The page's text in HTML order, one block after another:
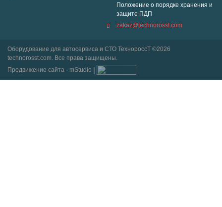
Положение о порядке хранения и
защите ПДП
zakaz@technorosst.com
Оборудование для автосервиса и СТО ТехнороссТ ©2026
technorosst.com. Все права защищены.
Продвижение сайта - mStudio